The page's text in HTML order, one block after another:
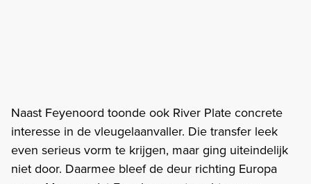
Naast Feyenoord toonde ook River Plate concrete
interesse in de vleugelaanvaller. Die transfer leek
even serieus vorm te krijgen, maar ging uiteindelijk
niet door. Daarmee bleef de deur richting Europa